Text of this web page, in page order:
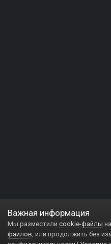
Важная информация
Мы разместили cookie-файлы
файлов, или продолжить без